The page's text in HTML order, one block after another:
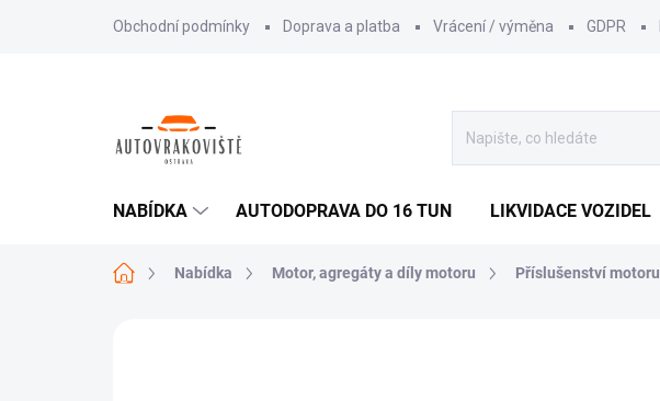
Obchodní podmínky Doprava a platba Vrácení / výměna GDPR
NABÍDKA AUTODOPRAVA DO 16 TUN LIKVIDACE VOZIDEL
Domů Nabídka Motor, agregáty a díly motoru Příslušenství motoru